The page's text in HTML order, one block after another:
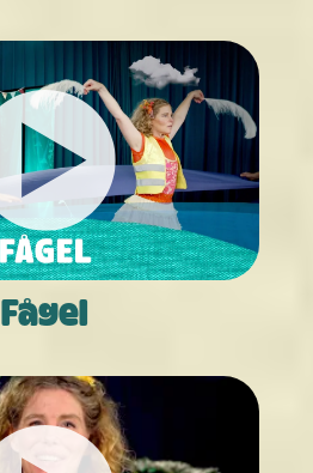
Fågel